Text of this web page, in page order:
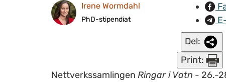
Irene Wormdahl
PhD-stipendiat
Del:
Print:
Nettverkssamlingen Ringar i Vatn - 26.-